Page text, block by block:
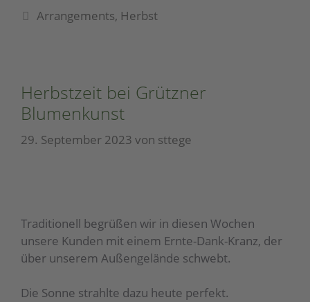
Arrangements, Herbst
Herbstzeit bei Grützner
Blumenkunst
29. September 2023 von sttege
Traditionell begrüßen wir in diesen Wochen
unsere Kunden mit einem Ernte-Dank-Kranz, der
über unserem Außengelände schwebt.
Die Sonne strahlte dazu heute perfekt.